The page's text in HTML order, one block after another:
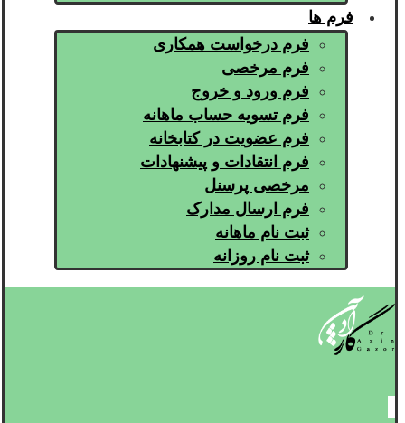
فرم ها
فرم درخواست همکاری
فرم مرخصی
فرم ورود و خروج
فرم تسویه حساب ماهانه
فرم عضویت در کتابخانه
فرم انتقادات و پیشنهادات
مرخصی پرسنل
فرم ارسال مدارک
ثبت نام ماهانه
ثبت نام روزانه